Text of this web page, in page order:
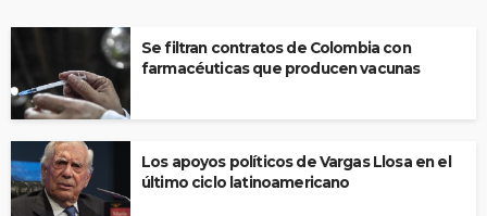
Se filtran contratos de Colombia con
farmacéuticas que producen vacunas
Los apoyos políticos de Vargas Llosa en el
último ciclo latinoamericano